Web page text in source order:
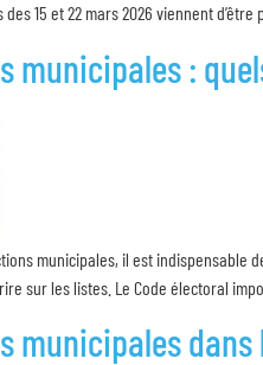
15 et 22 mars 2026 viennent
municipales :
municipales, il est indispensable
sur les listes. Le Code électoral
municipales